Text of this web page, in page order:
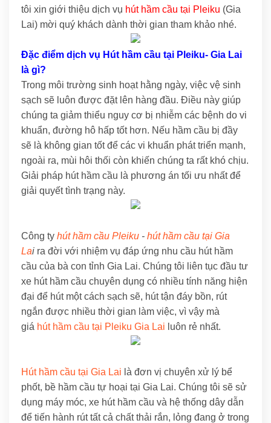
tôi xin giới thiệu dịch vụ hút hầm cầu tại Pleiku (Gia
Lai) mời quý khách dành thời gian tham khảo nhé.
Đặc điểm dịch vụ Hút hầm cầu tại Pleiku- Gia Lai
là gì?
Trong môi trường sinh hoạt hằng ngày, việc vệ sinh
sạch sẽ luôn được đặt lên hàng đầu. Điều này giúp
chúng ta giảm thiểu nguy cơ bị nhiễm các bệnh do vi
khuẩn, đường hô hấp tốt hơn. Nếu hầm cầu bị đầy
sẽ là không gian tốt để các vi khuẩn phát triển mạnh,
ngoài ra, mùi hôi thối còn khiến chúng ta rất khó chịu.
Giải pháp hút hầm cầu là phương án tối ưu nhất để
giải quyết tình trạng này.
Công ty hút hầm cầu Pleiku - hút hầm cầu tại Gia
Lai ra đời với nhiệm vụ đáp ứng nhu cầu hút hầm
cầu của bà con tỉnh Gia Lai. Chúng tôi liên tục đầu tư
xe hút hầm cầu chuyên dụng có nhiều tính năng hiện
đại để hút một cách sạch sẽ, hút tận đáy bồn, rút
ngắn được nhiều thời gian làm việc, vì vậy mà
giá hút hầm cầu tại Pleiku Gia Lai luôn rẻ nhất.
Hút hầm cầu tại Gia Lai là đơn vị chuyên xử lý bể
phốt, bề hầm cầu tự hoại tại Gia Lai. Chúng tôi sẽ sử
dụng máy móc, xe hút hầm cầu và hệ thống dây dẫn
để tiến hành rút tất cả chất thải rắn, lỏng đang ở trong